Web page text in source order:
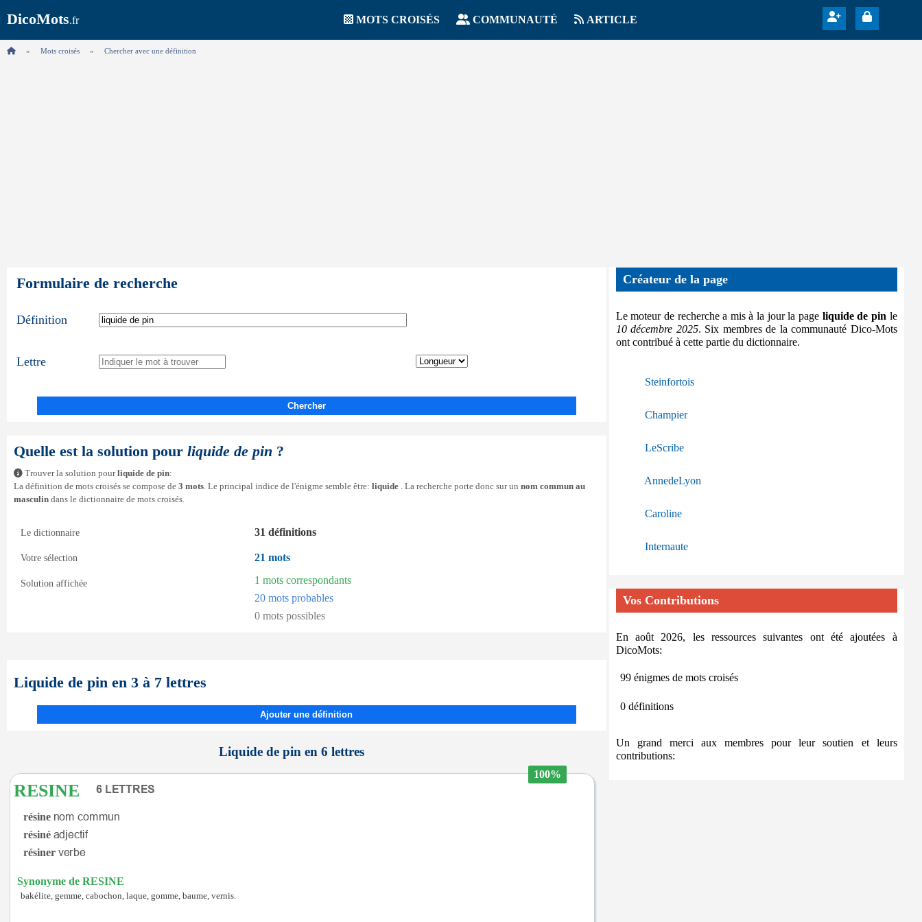
DicoMots.fr MOTS CROISÉS COMMUNAUTÉ ARTICLE
Mots croisés Chercher avec une définition
Formulaire de recherche
Définition
Lettre
Chercher
Quelle est la solution pour liquide de pin ?
Trouver la solution pourliquide de pin:
La définition de mots croisés se compose de 3 mots. Le principal indice de l'énigme semble être: liquide . La recherche porte donc sur un nom commun au
masculin dans le dictionnaire de mots croisés.
Le dictionnaire 31 définitions
Votre sélection 21 mots
Solution affichée
1 mots correspondants
20 mots probables
0 mots possibles
Liquide de pin en 3 à 7 lettres
Ajouter une définition
Liquide de pin en 6 lettres
100%
RESINE
résine
résiné
résiner
Synonyme de RESINE
bakélite, gemme, cabochon, laque, gomme, baume, vernis.
Créateur de la page
Le moteur de recherche a mis à la jour la page liquide de pin le
10 décembre 2025. Six membres de la communauté Dico-Mots
ont contribué à cette partie du dictionnaire.
Steinfortois
Champier
LeScribe
AnnedeLyon
Caroline
Internaute
Vos Contributions
En août 2026, les ressources suivantes ont été ajoutées à
DicoMots:
99 énigmes de mots croisés
0 définitions
Un grand merci aux membres pour leur soutien et leurs
contributions: